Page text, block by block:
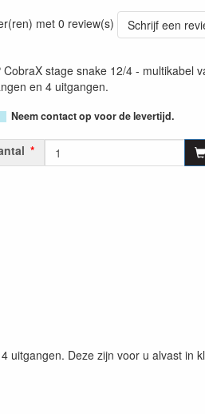
met 0 review(s)
Schrijf een
CobraX stage snake 12/4 - multikabel
en 4 uitgangen.
Neem contact op voor de levertijd.
uitgangen. Deze zijn voor u alvast in